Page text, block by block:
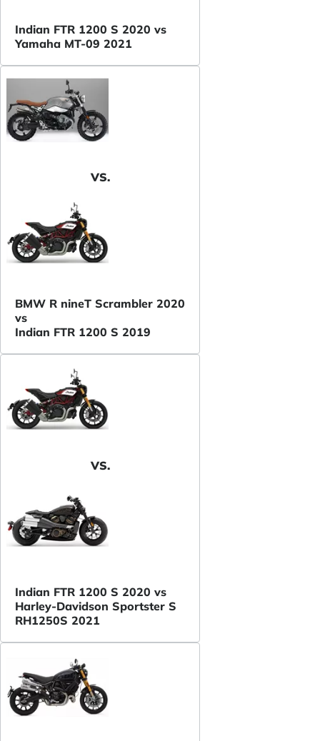
Indian FTR 1200 S 2020 vs
Yamaha MT-09 2021
VS.
BMW R nineT Scrambler 2020
vs
Indian FTR 1200 S 2019
VS.
Indian FTR 1200 S 2020 vs
Harley-Davidson Sportster S
RH1250S 2021